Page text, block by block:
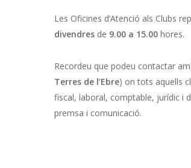
Les Oficines d’Atenció als Clubs
divendres de 9.00 a 15.00 hores.
Recordeu que podeu contactar
Terres de l’Ebre) on tots aquells
fiscal, laboral, comptable, jurídic i
premsa i comunicació.